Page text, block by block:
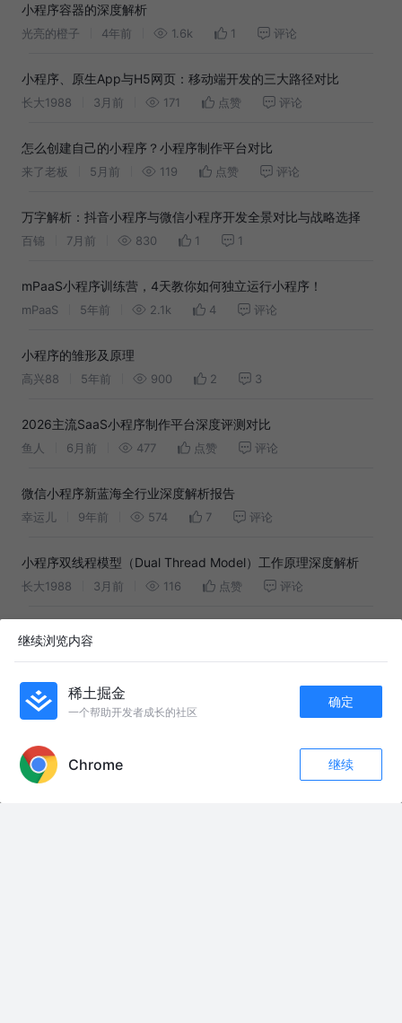
99
小程序容器的深度解析
光亮的橙子 4年前 1.6k 1 评论
小程序、原生App与H5网页：移动端开发的三大路径对比
长大1988 3月前 171 点赞 评论
怎么创建自己的小程序？小程序制作平台对比
来了老板 5月前 119 点赞 评论
万字解析：抖音小程序与微信小程序开发全景对比与战略选择
百锦 7月前 830 1 1
mPaaS小程序训练营，4天教你如何独立运行小程序！
mPaaS 5年前 2.1k 4 评论
小程序的雏形及原理
高兴88 5年前 900 2 3
2026主流SaaS小程序制作平台深度评测对比
鱼人 6月前 477 点赞 评论
微信小程序新蓝海全行业深度解析报告
幸运儿 9年前 574 7 评论
小程序双线程模型（Dual Thread Model）工作原理深度解析
长大1988 3月前 116 点赞 评论
移动端跨平台开发深度解析：UniApp、Taro、Flutter 与 React
微信小程序-开发和原理
RicardoPang
小程序同构方案 kbone 分析与适配
继续浏览内容
稀土掘金
一个帮助开发者成长的社区
确定
Chrome 继续